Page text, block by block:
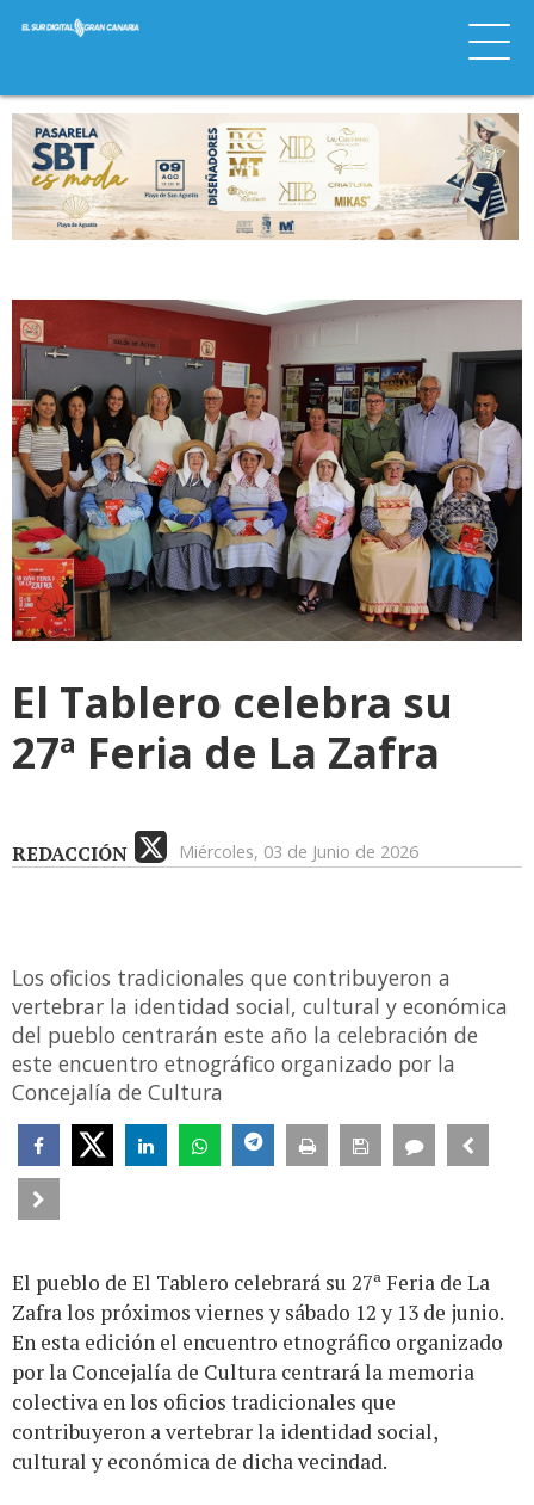
El Tablero celebra su
27ª Feria de La Zafra
REDACCIÓN Miércoles, 03 de Junio de 2026
Los oficios tradicionales que contribuyeron a
vertebrar la identidad social, cultural y económica
del pueblo centrarán este año la celebración de
este encuentro etnográfico organizado por la
Concejalía de Cultura
El pueblo de El Tablero celebrará su 27ª Feria de La
Zafra los próximos viernes y sábado 12 y 13 de junio.
En esta edición el encuentro etnográfico organizado
por la Concejalía de Cultura centrará la memoria
colectiva en los oficios tradicionales que
contribuyeron a vertebrar la identidad social,
cultural y económica de dicha vecindad.